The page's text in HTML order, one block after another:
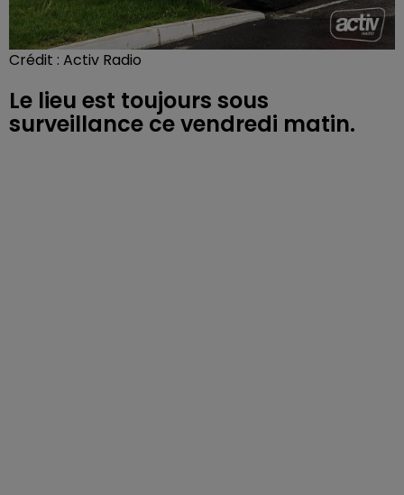
Crédit : Activ Radio
Le lieu est toujours sous
surveillance ce vendredi matin.